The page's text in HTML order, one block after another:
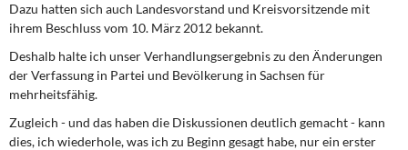
Dazu hatten sich auch Landesvorstand und Kreisvorsitzende mit
ihrem Beschluss vom 10. März 2012 bekannt.
Deshalb halte ich unser Verhandlungsergebnis zu den Änderungen
der Verfassung in Partei und Bevölkerung in Sachsen für
mehrheitsfähig.
Zugleich - und das haben die Diskussionen deutlich gemacht - kann
dies, ich wiederhole, was ich zu Beginn gesagt habe, nur ein erster